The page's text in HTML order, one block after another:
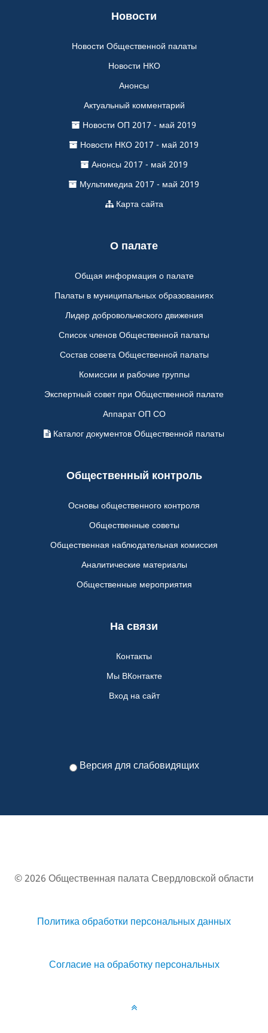
Новости
Новости Общественной палаты
Новости НКО
Анонсы
Актуальный комментарий
Новости ОП 2017 - май 2019
Новости НКО 2017 - май 2019
Анонсы 2017 - май 2019
Мультимедиа 2017 - май 2019
Карта сайта
О палате
Общая информация о палате
Палаты в муниципальных образованиях
Лидер добровольческого движения
Список членов Общественной палаты
Состав совета Общественной палаты
Комиссии и рабочие группы
Экспертный совет при Общественной палате
Аппарат ОП СО
Каталог документов Общественной палаты
Общественный контроль
Основы общественного контроля
Общественные советы
Общественная наблюдательная комиссия
Аналитические материалы
Общественные мероприятия
На связи
Контакты
Мы ВКонтакте
Вход на сайт
Версия для слабовидящих
© 2026 Общественная палата Свердловской области
Политика обработки персональных данных
Согласие на обработку персональных